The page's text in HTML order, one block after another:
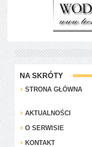
NA SKRÓTY
STRONA GŁÓWNA
AKTUALNOŚCI
O SERWISIE
KONTAKT